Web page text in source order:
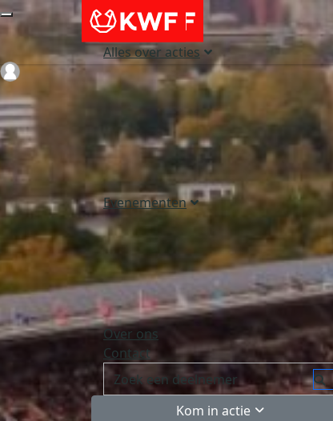
Alles over acties
Evenementen
Over ons
Contact
Kom in actie
Login